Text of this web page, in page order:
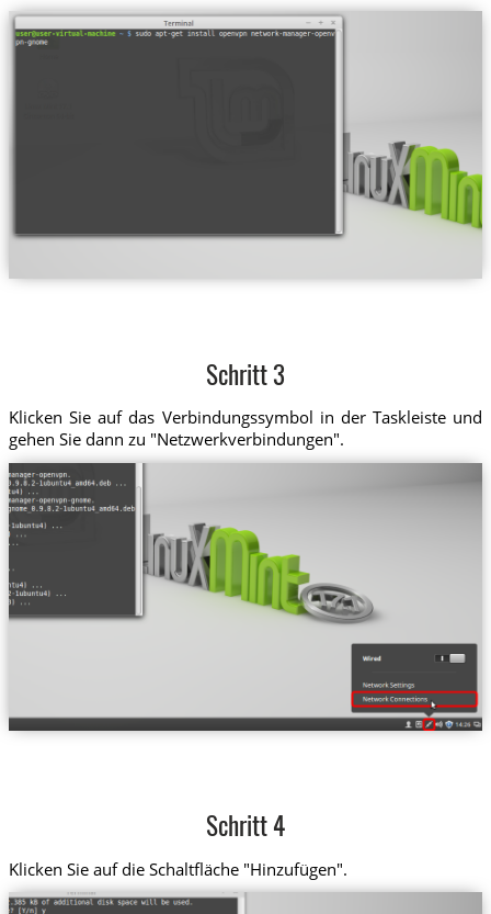
Schritt 3
Klicken Sie auf das Verbindungssymbol in der Taskleiste und
gehen Sie dann zu "Netzwerkverbindungen".
Schritt 4
Klicken Sie auf die Schaltfläche "Hinzufügen".